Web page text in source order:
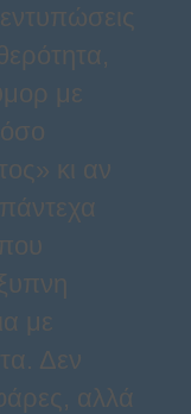
εντυπώσεις
με
κι αν
με
Δεν
αλλά